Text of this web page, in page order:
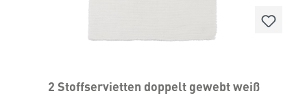
2 Stoffservietten doppelt gewebt weiß